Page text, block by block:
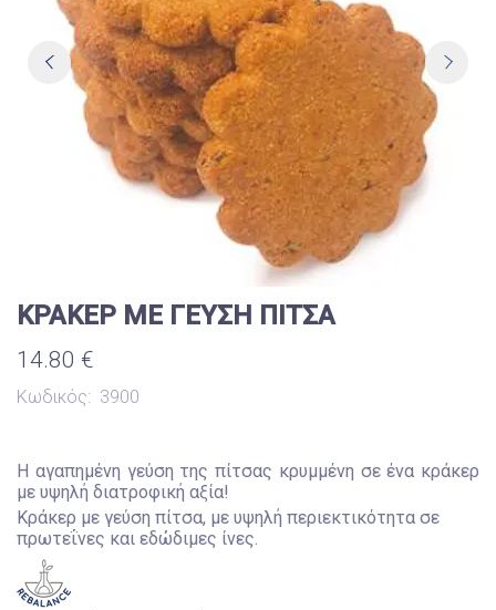
ΚΡΑΚΕΡ ΜΕ ΓΕΥΣΗ ΠΙΤΣΑ
14.80 €
Κωδικός: 3900
Η αγαπημένη γεύση της πίτσας κρυμμένη σε ένα κράκερ
με υψηλή διατροφική αξία!
Κράκερ με γεύση πίτσα, με υψηλή περιεκτικότητα σε
πρωτεΐνες και εδώδιμες ίνες.